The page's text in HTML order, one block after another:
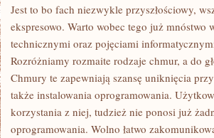
ORAZ
INNE
OFERTY
USŁUG.
WITRYNY
DLA
FIRM
SĄ
ZDECYDOWANIE
INNYM
ANIŻELI
Jest to bo fach niezwykle przyszłościowy,
ekspresowo. Warto wobec tego już
technicznymi oraz pojęciami
Rozróżniamy rozmaite rodzaje chmur, a do
Chmury te zapewniają szansę uniknięcia
także instalowania oprogramowania.
korzystania z niej, tudzież nie ponosi już
oprogramowania. Wolno łatwo